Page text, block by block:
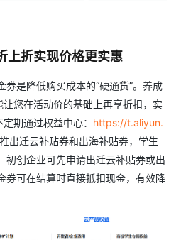
上折实现价格更实惠
是降低购买成本的“硬通货”。养成
让您在活动价的基础上再享折扣，实
期通过权益中心： https://t.aliyun.
出迁云补贴券和出海补贴券，学生
初创企业可先申请出迁云补贴券或出
券可在结算时直接抵扣现金，有效降